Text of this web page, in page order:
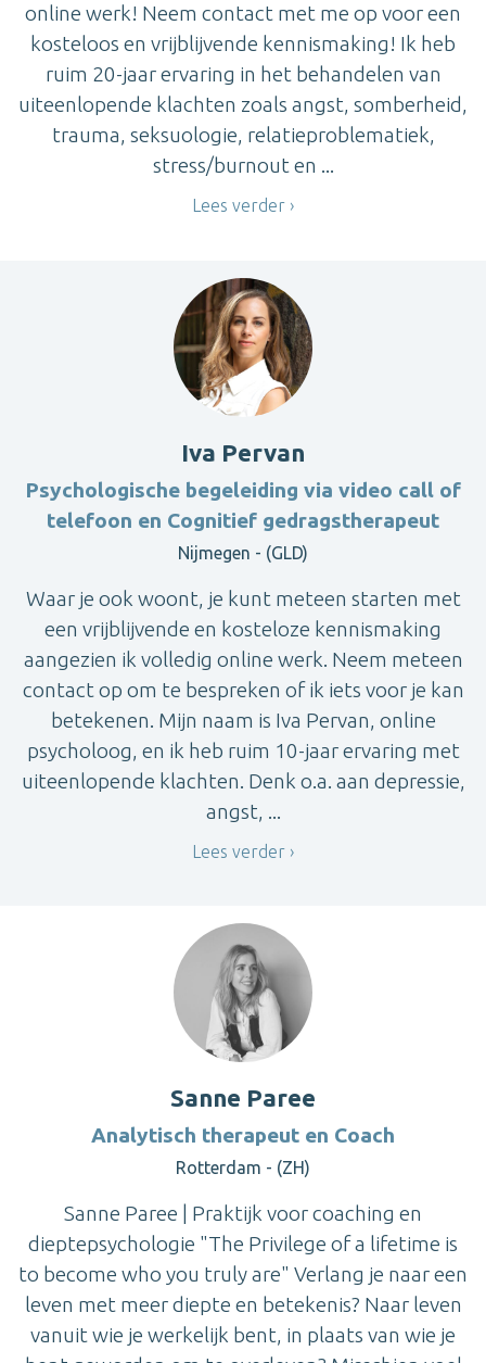
online werk! Neem contact met me op voor een
kosteloos en vrijblijvende kennismaking! Ik heb
ruim 20-jaar ervaring in het behandelen van
uiteenlopende klachten zoals angst, somberheid,
trauma, seksuologie, relatieproblematiek,
stress/burnout en ...
Lees verder
Iva Pervan
Psychologische begeleiding via video call of
telefoon en Cognitief gedragstherapeut
Nijmegen - (GLD)
Waar je ook woont, je kunt meteen starten met
een vrijblijvende en kosteloze kennismaking
aangezien ik volledig online werk. Neem meteen
contact op om te bespreken of ik iets voor je kan
betekenen. Mijn naam is Iva Pervan, online
psycholoog, en ik heb ruim 10-jaar ervaring met
uiteenlopende klachten. Denk o.a. aan depressie,
angst, ...
Lees verder
Sanne Paree
Analytisch therapeut en Coach
Rotterdam - (ZH)
Sanne Paree | Praktijk voor coaching en
dieptepsychologie "The Privilege of a lifetime is
to become who you truly are" Verlang je naar een
leven met meer diepte en betekenis? Naar leven
vanuit wie je werkelijk bent, in plaats van wie je